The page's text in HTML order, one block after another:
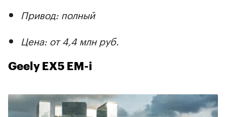
Привод: полный
Цена: от 4,4 млн руб.
Geely EX5 EM-i